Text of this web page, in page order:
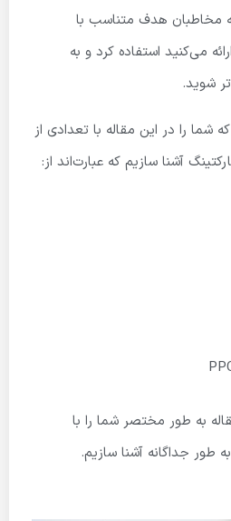
مخاطبان هدف متناسب با
می‌کنید استفاده کرد و به
شوید.
را در این مقاله با تعدادی از
آشنا سازیم که عبارت‌اند از:
به طور مختصر شما را با
طور جداگانه آشنا سازیم.